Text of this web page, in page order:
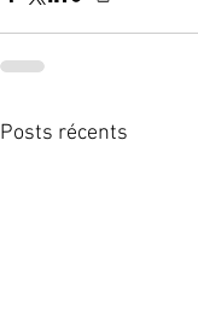
Posts récents